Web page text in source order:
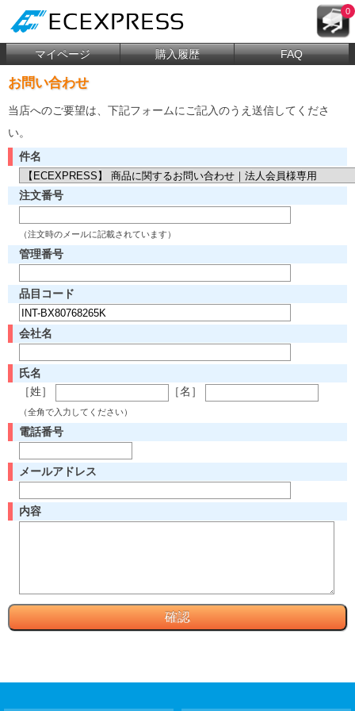
0
マイページ 購入履歴 FAQ
お問い合わせ
当店へのご要望は、下記フォームにご記入のうえ送信してくださ
い。
件名
注文番号
（注文時のメールに記載されています）
管理番号
品目コード
会社名
氏名
［姓］
［名］
（全角で入力してください）
電話番号
メールアドレス
内容